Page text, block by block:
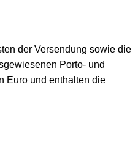
der Versendung sowie die
Porto- und
Euro und enthalten die